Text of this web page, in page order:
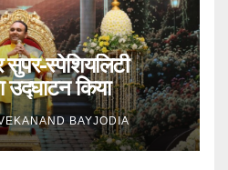
स्पेशियलिटी
उद्घाटन किया
BAYJODIA